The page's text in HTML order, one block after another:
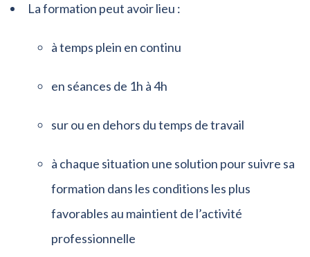
La formation peut avoir lieu :
à temps plein en continu
en séances de 1h à 4h
sur ou en dehors du temps de travail
à chaque situation une solution pour suivre sa
formation dans les conditions les plus
favorables au maintient de l’activité
professionnelle